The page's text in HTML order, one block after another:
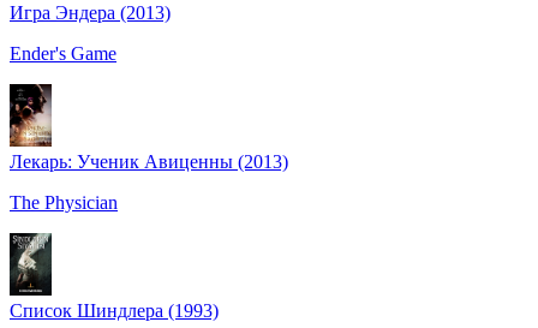
Игра Эндера (2013)
Ender's Game
Лекарь: Ученик Авиценны (2013)
The Physician
Список Шиндлера (1993)